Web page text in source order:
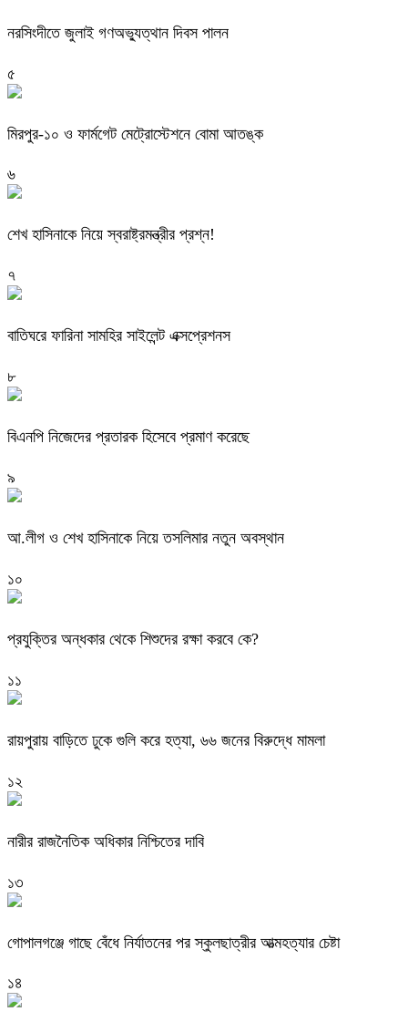
নরসিংদীতে জুলাই গণঅভ্যুত্থান দিবস পালন
৫
মিরপুর-১০ ও ফার্মগেট মেট্রোস্টেশনে বোমা আতঙ্ক
৬
শেখ হাসিনাকে নিয়ে স্বরাষ্ট্রমন্ত্রীর প্রশ্ন!
৭
বাতিঘরে ফারিনা সামহির সাইলেন্ট এক্সপ্রেশনস
৮
বিএনপি নিজেদের প্রতারক হিসেবে প্রমাণ করেছে
৯
আ.লীগ ও শেখ হাসিনাকে নিয়ে তসলিমার নতুন অবস্থান
১০
প্রযুক্তির অন্ধকার থেকে শিশুদের রক্ষা করবে কে?
১১
রায়পুরায় বাড়িতে ঢুকে গুলি করে হত্যা, ৬৬ জনের বিরুদ্ধে মামলা
১২
নারীর রাজনৈতিক অধিকার নিশ্চিতের দাবি
১৩
গোপালগঞ্জে গাছে বেঁধে নির্যাতনের পর স্কুলছাত্রীর আত্মহত্যার চেষ্টা
১৪